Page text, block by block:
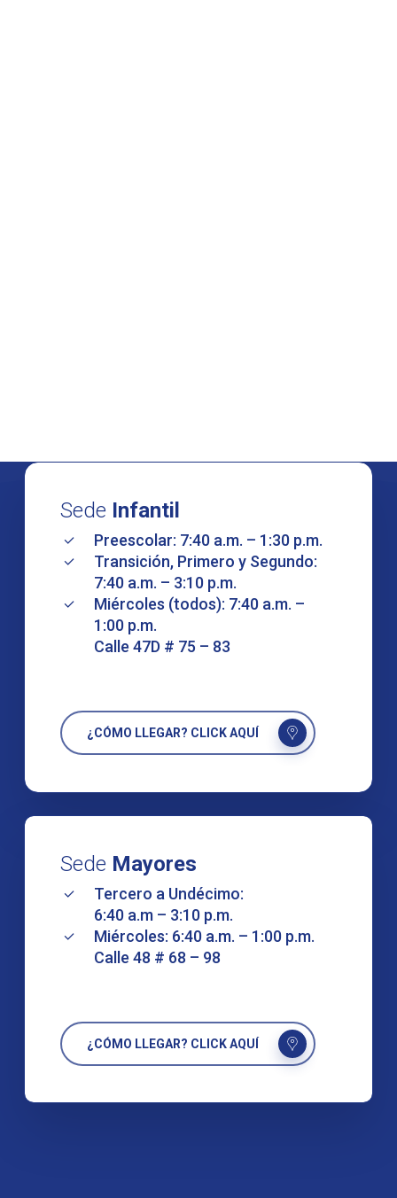
Sede Infantil
Preescolar: 7:40 a.m. – 1:30 p.m.
Transición, Primero y Segundo:
7:40 a.m. – 3:10 p.m.
Miércoles (todos): 7:40 a.m. –
1:00 p.m.
Calle 47D # 75 – 83
¿CÓMO LLEGAR? CLICK AQUÍ
Sede Mayores
Tercero a Undécimo:
6:40 a.m – 3:10 p.m.
Miércoles: 6:40 a.m. – 1:00 p.m.
Calle 48 # 68 – 98
¿CÓMO LLEGAR? CLICK AQUÍ